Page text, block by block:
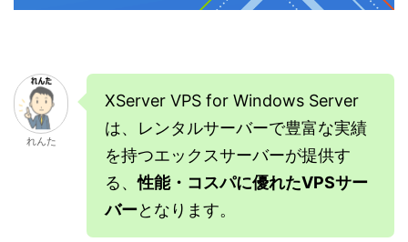
れんた
XServer VPS for Windows Server
は、レンタルサーバーで豊富な実績
を持つエックスサーバーが提供す
る、性能・コスパに優れたVPSサー
バーとなります。